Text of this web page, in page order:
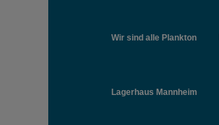
Wir sind alle Plankton
Lagerhaus Mannheim